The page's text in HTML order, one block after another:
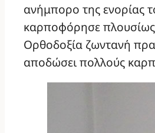
ανήμπορο της ενορίας
καρποφόρησε πλουσίως
Ορθοδοξία ζωντανή
αποδώσει πολλούς